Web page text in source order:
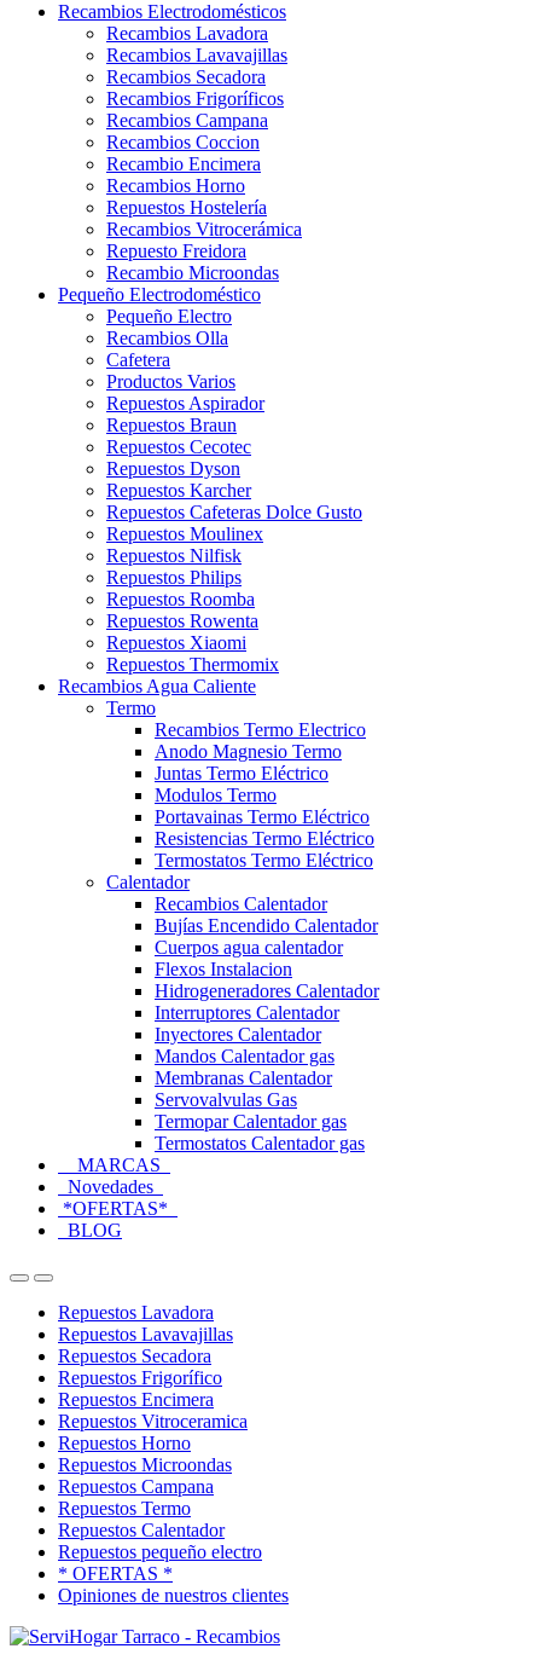
Recambios Electrodomésticos
Recambios Lavadora
Recambios Lavavajillas
Recambios Secadora
Recambios Frigoríficos
Recambios Campana
Recambios Coccion
Recambio Encimera
Recambios Horno
Repuestos Hostelería
Recambios Vitrocerámica
Repuesto Freidora
Recambio Microondas
Pequeño Electrodoméstico
Pequeño Electro
Recambios Olla
Cafetera
Productos Varios
Repuestos Aspirador
Repuestos Braun
Repuestos Cecotec
Repuestos Dyson
Repuestos Karcher
Repuestos Cafeteras Dolce Gusto
Repuestos Moulinex
Repuestos Nilfisk
Repuestos Philips
Repuestos Roomba
Repuestos Rowenta
Repuestos Xiaomi
Repuestos Thermomix
Recambios Agua Caliente
Termo
Recambios Termo Electrico
Anodo Magnesio Termo
Juntas Termo Eléctrico
Modulos Termo
Portavainas Termo Eléctrico
Resistencias Termo Eléctrico
Termostatos Termo Eléctrico
Calentador
Recambios Calentador
Bujías Encendido Calentador
Cuerpos agua calentador
Flexos Instalacion
Hidrogeneradores Calentador
Interruptores Calentador
Inyectores Calentador
Mandos Calentador gas
Membranas Calentador
Servovalvulas Gas
Termopar Calentador gas
Termostatos Calentador gas
MARCAS
Novedades
*OFERTAS*
BLOG
OpenClose
Repuestos Lavadora
Repuestos Lavavajillas
Repuestos Secadora
Repuestos Frigorífico
Repuestos Encimera
Repuestos Vitroceramica
Repuestos Horno
Repuestos Microondas
Repuestos Campana
Repuestos Termo
Repuestos Calentador
Repuestos pequeño electro
* OFERTAS *
Opiniones de nuestros clientes